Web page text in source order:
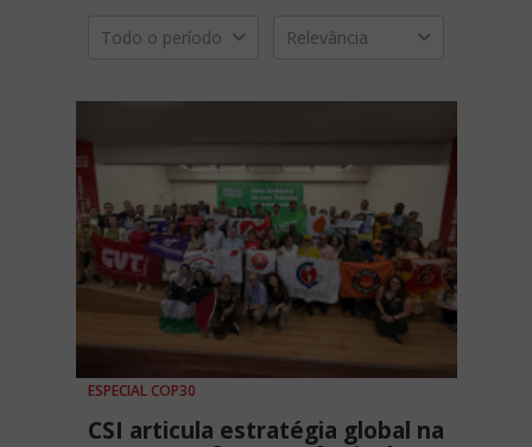
Todo o período Relevância
ESPECIAL COP30
CSI articula estratégia global na